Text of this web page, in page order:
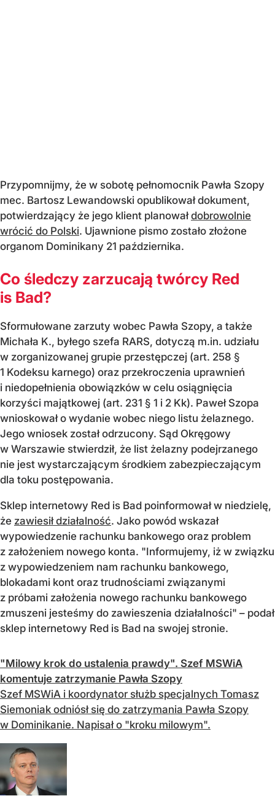
Przypomnijmy, że w sobotę pełnomocnik Pawła Szopy
mec. Bartosz Lewandowski opublikował dokument,
potwierdzający że jego klient planowałdobrowolnie
wrócić do Polski. Ujawnione pismo zostało złożone
organom Dominikany 21 października.
Co śledczy zarzucają twórcy Red
is Bad?
Sformułowane zarzuty wobec Pawła Szopy, a także
Michała K., byłego szefa RARS, dotyczą m.in. udziału
w zorganizowanej grupie przestępczej (art. 258 §
1 Kodeksu karnego) oraz przekroczenia uprawnień
i niedopełnienia obowiązków w celu osiągnięcia
korzyści majątkowej (art. 231 § 1 i 2 Kk). Paweł Szopa
wnioskował o wydanie wobec niego listu żelaznego.
Jego wniosek został odrzucony. Sąd Okręgowy
w Warszawie stwierdził, że list żelazny podejrzanego
nie jest wystarczającym środkiem zabezpieczającym
dla toku postępowania.
Sklep internetowy Red is Bad poinformował w niedzielę,
że zawiesił działalność. Jako powód wskazał
wypowiedzenie rachunku bankowego oraz problem
z założeniem nowego konta. "Informujemy, iż w związku
z wypowiedzeniem nam rachunku bankowego,
blokadami kont oraz trudnościami związanymi
z próbami założenia nowego rachunku bankowego
zmuszeni jesteśmy do zawieszenia działalności" – podał
sklep internetowy Red is Bad na swojej stronie.
"Milowy krok do ustalenia prawdy". Szef MSWiA
komentuje zatrzymanie Pawła Szopy
Szef MSWiA i koordynator służb specjalnych Tomasz
Siemoniak odniósł się do zatrzymania Pawła Szopy
w Dominikanie. Napisał o "kroku milowym".